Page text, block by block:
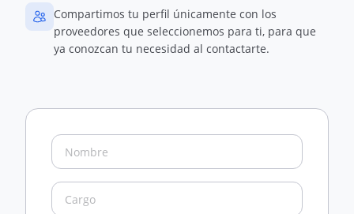
Compartimos tu perfil únicamente con los
proveedores que seleccionemos para ti, para que
ya conozcan tu necesidad al contactarte.